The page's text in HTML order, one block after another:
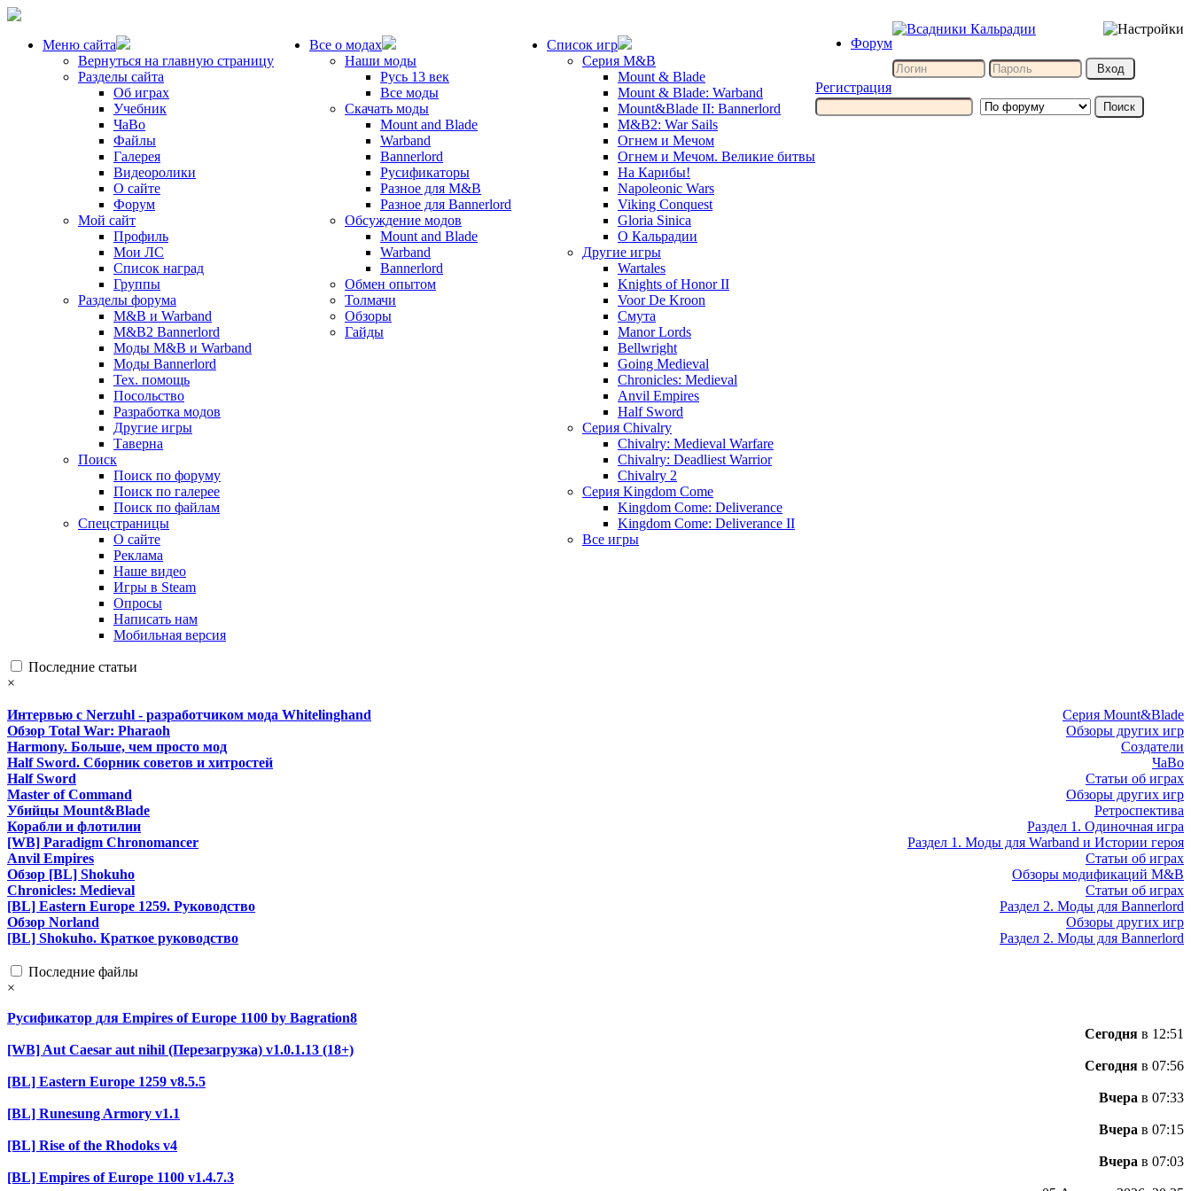
Меню сайта
Вернуться на главную страницу
Разделы сайта
Об играх
Учебник
ЧаВо
Файлы
Галерея
Видеоролики
О сайте
Форум
Мой сайт
Профиль
Мои ЛС
Список наград
Группы
Разделы форума
M&B и Warband
M&B2 Bannerlord
Моды M&B и Warband
Моды Bannerlord
Тех. помощь
Посольство
Разработка модов
Другие игры
Таверна
Поиск
Поиск по форуму
Поиск по галерее
Поиск по файлам
Спецстраницы
О сайте
Реклама
Наше видео
Игры в Steam
Опросы
Написать нам
Мобильная версия
Все о модах
Наши моды
Русь 13 век
Все моды
Скачать моды
Mount and Blade
Warband
Bannerlord
Русификаторы
Разное для M&B
Разное для Bannerlord
Обсуждение модов
Mount and Blade
Warband
Bannerlord
Обмен опытом
Толмачи
Обзоры
Гайды
Список игр
Серия M&B
Mount & Blade
Mount & Blade: Warband
Mount&Blade II: Bannerlord
M&B2: War Sails
Огнем и Мечом
Огнем и Мечом. Великие битвы
На Карибы!
Napoleonic Wars
Viking Conquest
Gloria Sinica
О Кальрадии
Другие игры
Wartales
Knights of Honor II
Voor De Kroon
Смута
Manor Lords
Bellwright
Going Medieval
Chronicles: Medieval
Anvil Empires
Half Sword
Серия Chivalry
Chivalry: Medieval Warfare
Chivalry: Deadliest Warrior
Chivalry 2
Серия Kingdom Come
Kingdom Come: Deliverance
Kingdom Come: Deliverance II
Все игры
Форум
Регистрация
Последние статьи
×
Серия Mount&Blade
Интервью с Nerzuhl - разработчиком мода Whitelinghand
Обзоры других игр
Обзор Total War: Pharaoh
Создатели
Harmony. Больше, чем просто мод
ЧаВо
Half Sword. Сборник советов и хитростей
Статьи об играх
Half Sword
Обзоры других игр
Master of Command
Ретроспектива
Убийцы Mount&Blade
Раздел 1. Одиночная игра
Корабли и флотилии
Раздел 1. Моды для Warband и Истории героя
[WB] Paradigm Chronomancer
Статьи об играх
Anvil Empires
Обзоры модификаций M&B
Обзор [BL] Shokuho
Статьи об играх
Chronicles: Medieval
Раздел 2. Моды для Bannerlord
[BL] Eastern Europe 1259. Руководство
Обзоры других игр
Обзор Norland
Раздел 2. Моды для Bannerlord
[BL] Shokuho. Краткое руководство
Последние файлы
×
Русификатор для Empires of Europe 1100 by Bagration8
Сегодня в 12:51
[WB] Aut Caesar aut nihil (Перезагрузка) v1.0.1.13 (18+)
Сегодня в 07:56
[BL] Eastern Europe 1259 v8.5.5
Вчера в 07:33
[BL] Runesung Armory v1.1
Вчера в 07:15
[BL] Rise of the Rhodoks v4
Вчера в 07:03
[BL] Empires of Europe 1100 v1.4.7.3